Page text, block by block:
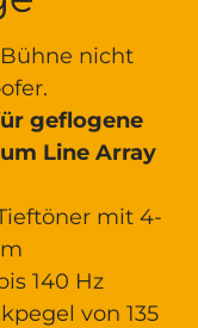
nicht
geflogene
Line Array
mit 4-
140 Hz
von 135